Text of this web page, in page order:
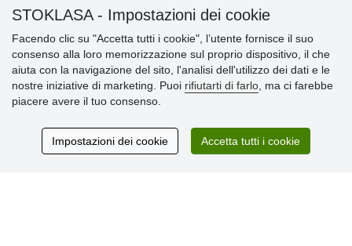
Informazioni importanti
» Impostazioni dei cookie
» Termini & Condizioni
» Consegna e pagamento
» Garanzia e resi
STOKLASA - Impostazioni dei cookie
Facendo clic su "Accetta tutti i cookie", l’utente fornisce il suo
consenso alla loro memorizzazione sul proprio dispositivo, il che
aiuta con la navigazione del sito, l'analisi dell'utilizzo dei dati e le
nostre iniziative di marketing. Puoi rifiutarti di farlo , ma ci farebbe
piacere avere il tuo consenso.
Impostazioni dei cookie Accetta tutti i cookie